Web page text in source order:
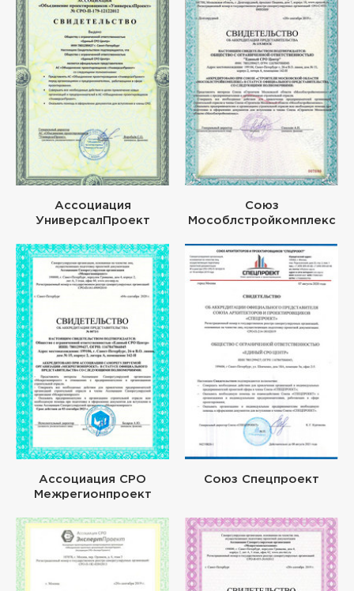
Ассоциация
УниверсалПроект
Союз
Мособлстройкомплекс
Ассоциация СРО
Межрегионпроект
Союз Спецпроект